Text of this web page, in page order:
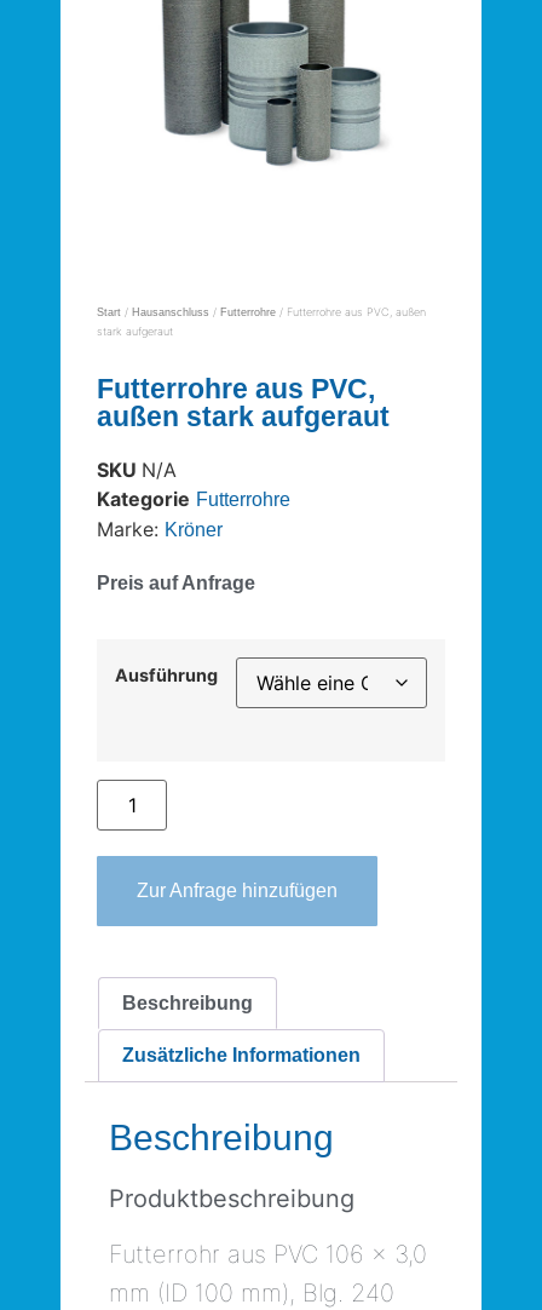
Start / Hausanschluss / Futterrohre / Futterrohre aus PVC, außen
stark aufgeraut
Futterrohre aus PVC,
außen stark aufgeraut
SKU N/A
Kategorie Futterrohre
Marke: Kröner
Preis auf Anfrage
Ausführung
Zur Anfrage hinzufügen
Beschreibung
Zusätzliche Informationen
Beschreibung
Produktbeschreibung
Futterrohr aus PVC 106 x 3,0
mm (ID 100 mm), Blg. 240